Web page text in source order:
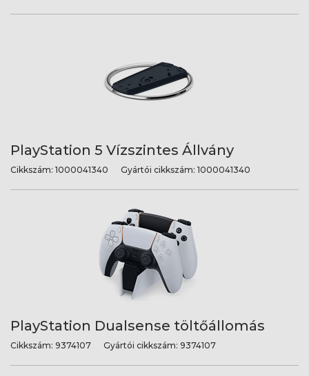
PlayStation 5 Vízszintes Állvány
Cikkszám: 1000041340 Gyártói cikkszám: 1000041340
PlayStation Dualsense töltőállomás
Cikkszám: 9374107 Gyártói cikkszám: 9374107